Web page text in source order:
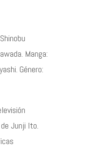
Manga:
Género:
Junji Ito.